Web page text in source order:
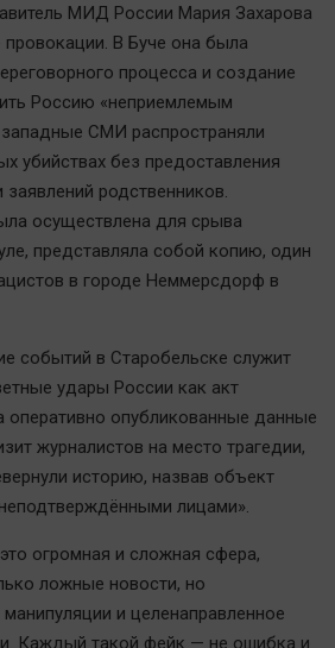
МИД России Мария Захарова
В Буче она была
процесса и создание
Россию «неприемлемым
западные СМИ распространяли
убийствах без предоставления
родственников.
осуществлена для срыва
представляла собой копию, один
в городе Неммерсдорф в
событий в Старобельске служит
удары России как акт
оперативно опубликованные данные
журналистов на место трагедии,
историю, назвав объект
лицами».
огромная и сложная сфера,
ложные новости, но
и целенаправленное
Каждый такой фейк — не ошибка и